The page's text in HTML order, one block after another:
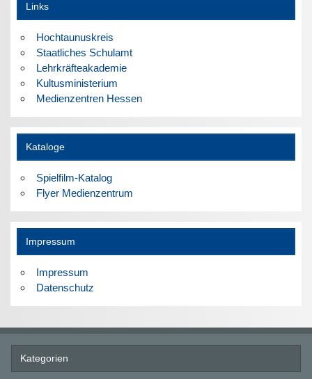
Links
Hochtaunuskreis
Staatliches Schulamt
Lehrkräfteakademie
Kultusministerium
Medienzentren Hessen
Kataloge
Spielfilm-Katalog
Flyer Medienzentrum
Impressum
Impressum
Datenschutz
Kategorien